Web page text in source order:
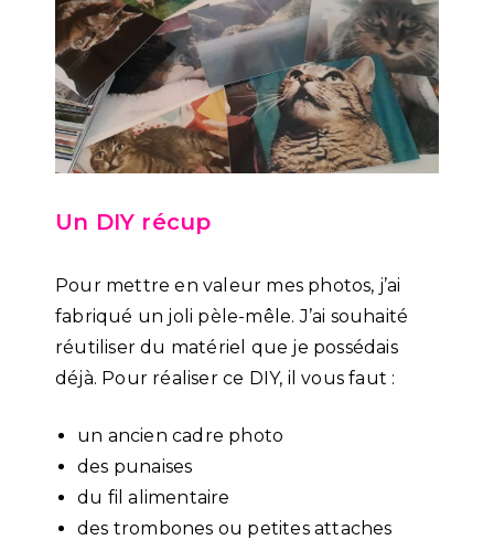
Un DIY récup
Pour mettre en valeur mes photos, j’ai
fabriqué un joli pèle-mêle. J’ai souhaité
réutiliser du matériel que je possédais
déjà. Pour réaliser ce DIY, il vous faut :
un ancien cadre photo
des punaises
du fil alimentaire
des trombones ou petites attaches